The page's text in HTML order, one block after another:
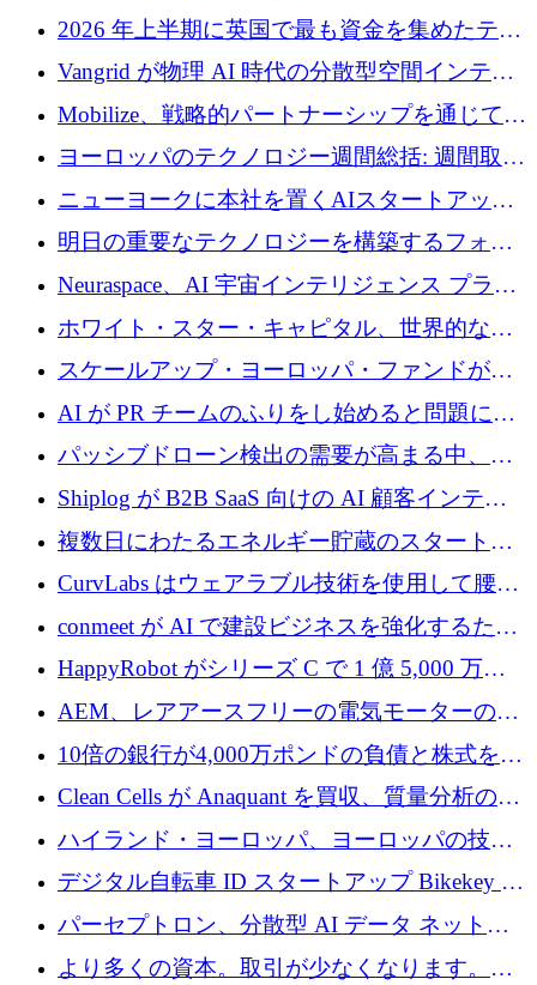
い評価を得ています！Providend社の設立25周
年を記念して、受講生の皆様に配当金が支給
されました！
2026 年上半期に英国で最も資金を集めたテク
ノロジー企業
Vangrid が物理 AI 時代の分散型空間インテリ
ジェンス ネットワークを構築するために 900
万ドルのシードを調達
Mobilize、戦略的パートナーシップを通じて通
信ソフトウェア会社を拡大するための投資部
ヨーロッパのテクノロジー週間総括: 週間取引
額 8 億 7,800 万ユーロと 2026 年上半期の主要
ニューヨークに本社を置くAIスタートアップ
Modal Labsがロンドンオフィスを開設
明日の重要なテクノロジーを構築するフォト
ニクスのスケールアップに対応する
Neuraspace、AI 宇宙インテリジェンス プラッ
トフォームの拡大に 1,560 万ユーロを投資
ホワイト・スター・キャピタル、世界的なス
タートアップをシリーズAからBまで支援する
ために2億5,000万ドルのファンドIVを閉鎖
スケールアップ・ヨーロッパ・ファンドが初
の投資を行い、Iceeyeの10億ユーロのラウンド
を共同主導
AI が PR チームのふりをし始めると問題にな
ります
パッシブドローン検出の需要が高まる中、
Monava が資金調達ラウンドを終了
Shiplog が B2B SaaS 向けの AI 顧客インテリ
ジェンスを構築するために 100 万ドルを調達
複数日にわたるエネルギー貯蔵のスタートア
ップ、Ore Energy が新たな投資ラウンドで
4,300 万ドルを獲得
CurvLabs はウェアラブル技術を使用して腰痛
治療をどのように再考しているか
conmeet が AI で建設ビジネスを強化するため
に 600 万ユーロを調達
HappyRobot がシリーズ C で 1 億 5,000 万ド
ルを獲得し、企業運営向けにエージェント AI
を拡張
AEM、レアアースフリーの電気モーターの革
新を加速するために1,600万ポンドを確保
10倍の銀行が4,000万ポンドの負債と株式を調
達
Clean Cells が Anaquant を買収、質量分析の専
門知識によるバイオ医薬品の品質管理を拡大
ハイランド・ヨーロッパ、ヨーロッパの技術
規模拡大を支援するために11億ユーロのファ
ンドVIを閉鎖
デジタル自転車 ID スタートアップ Bikekey が
TÖNNJES への投資を確保
パーセプトロン、分散型 AI データ ネットワ
ークの構築に 650 万ドルを調達
より多くの資本。取引が少なくなります。